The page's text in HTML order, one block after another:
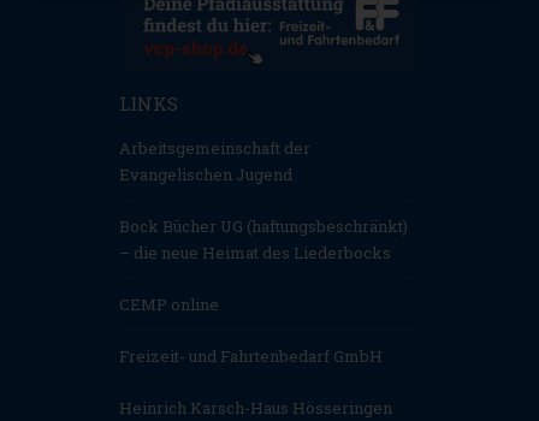
LINKS
Arbeitsgemeinschaft der
Evangelischen Jugend
Bock Bücher UG (haftungsbeschränkt)
– die neue Heimat des Liederbocks
CEMP online
Freizeit- und Fahrtenbedarf GmbH
Heinrich Karsch-Haus Hösseringen